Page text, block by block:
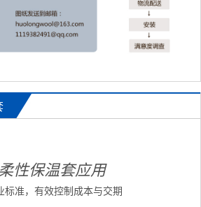
性保温套应用
标准，有效控制成本与交期